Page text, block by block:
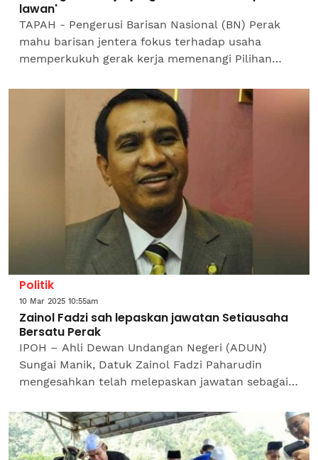
lawan'
TAPAH - Pengerusi Barisan Nasional (BN) Perak
mahu barisan jentera fokus terhadap usaha
memperkukuh gerak kerja memenangi Pilihan
Ayer Kuning tanpa...
Politik
10 Mar 2025 10:55am
Zainol Fadzi sah lepaskan jawatan Setiausaha
Bersatu Perak
IPOH – Ahli Dewan Undangan Negeri (ADUN)
Sungai Manik, Datuk Zainol Fadzi Paharudin
mengesahkan telah melepaskan jawatan sebagai
(Bersatu) Perak selepas...